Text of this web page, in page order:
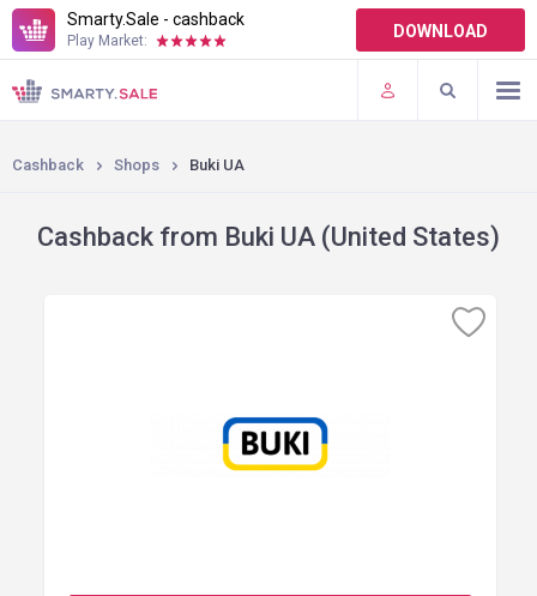
Smarty.Sale - cashback
Play Market: DOWNLOAD
TERMS OF USE
PLUGINS
Cashback Shops Buki UA
Cashback from Buki UA (United States)